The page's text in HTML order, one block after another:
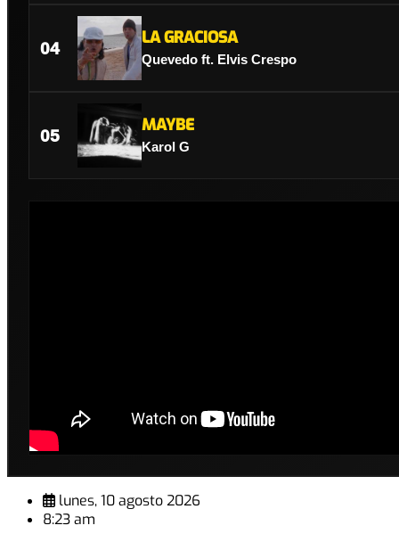
04 LA GRACIOSA
Quevedo ft. Elvis Crespo
05 MAYBE
Karol G
lunes, 10 agosto 2026
8:23 am